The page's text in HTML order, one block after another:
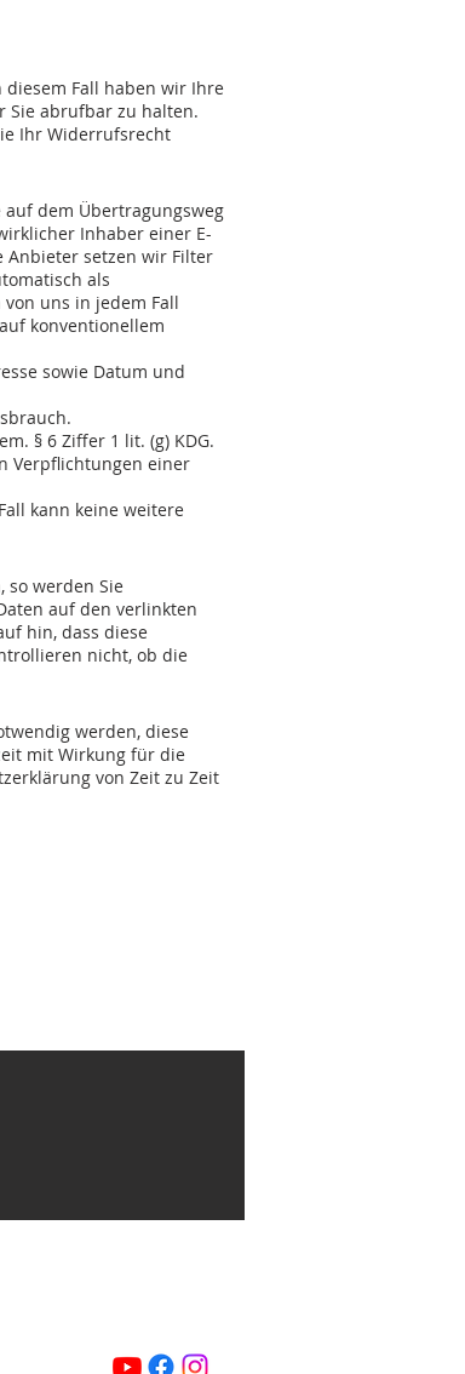
Fall haben wir Ihre
Sie abrufbar zu halten.
Ihr Widerrufsrecht
dem Übertragungsweg
Inhaber einer E-
Anbieter setzen wir Filter
als
uns in jedem Fall
konventionellem
sowie Datum und
§ 6 Ziffer 1 lit. (g) KDG.
Verpflichtungen einer
kann keine weitere
so werden Sie
auf den verlinkten
hin, dass diese
nicht, ob die
werden, diese
mit Wirkung für die
von Zeit zu Zeit